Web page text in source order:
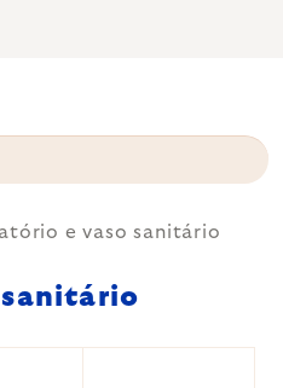
e vaso sanitário
sanitário